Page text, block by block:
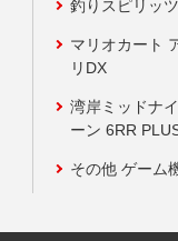
釣りスピリッツ
マリオカート
リDX
湾岸ミッドナ
ーン 6RR
その他 ゲーム